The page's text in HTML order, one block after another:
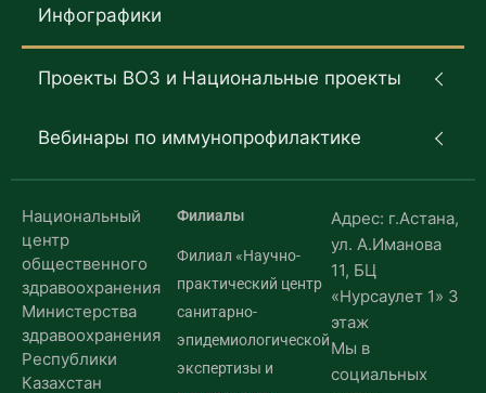
Инфографики
Проекты ВОЗ и Национальные проекты
Вебинары по иммунопрофилактике
Национальный
центр
общественного
здравоохранения
Министерства
здравоохранения
Республики
Казахстан
Филиалы
Филиал «Научно-
практический центр
санитарно-
эпидемиологической
экспертизы и
Адрес: г.Астана,
ул. А.Иманова
11, БЦ
«Нурсаулет 1» 3
этаж
Мы в
социальных